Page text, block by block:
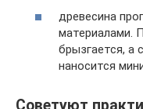
древесина
материалами.
брызгается, а
наносится